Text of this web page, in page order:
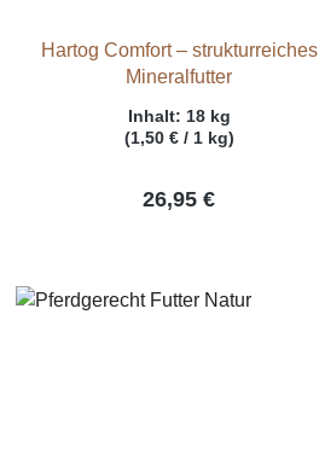
Hartog Comfort – strukturreiches
Mineralfutter
Inhalt: 18 kg
(1,50 € / 1 kg)
26,95 €